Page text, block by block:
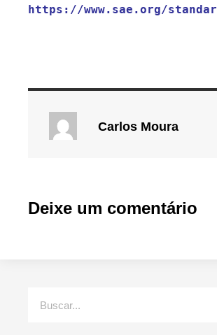
https://www.sae.org/
Carlos Moura
Deixe um comentário